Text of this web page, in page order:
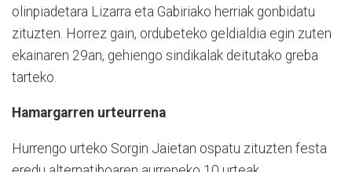
olinpiadetara Lizarra eta Gabiriako herriak gonbidatu
zituzten. Horrez gain, ordubeteko geldialdia egin zuten
ekainaren 29an, gehiengo sindikalak deitutako greba
tarteko.
Hamargarren urteurrena
Hurrengo urteko Sorgin Jaietan ospatu zituzten festa